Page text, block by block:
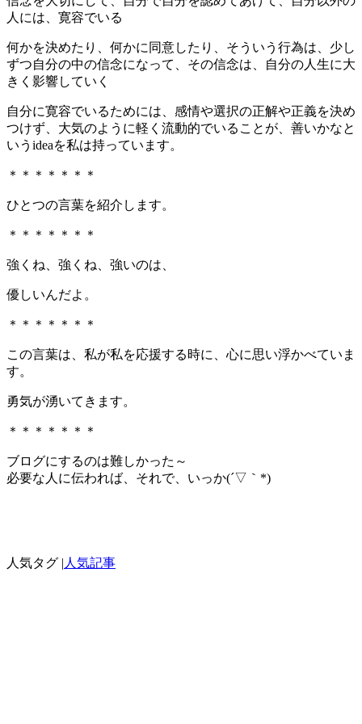
人には、寛容でいる
何かを決めたり、何かに同意したり、そういう行為は、少し
ずつ自分の中の信念になって、その信念は、自分の人生に大
きく影響していく
自分に寛容でいるためには、感情や選択の正解や正義を決め
つけず、大気のように軽く流動的でいることが、善いかなと
いうideaを私は持っています。
＊＊＊＊＊＊＊
ひとつの言葉を紹介します。
＊＊＊＊＊＊＊
強くね、強くね、強いのは、
優しいんだよ。
＊＊＊＊＊＊＊
この言葉は、私が私を応援する時に、心に思い浮かべていま
す。
勇気が湧いてきます。
＊＊＊＊＊＊＊
ブログにするのは難しかった～
必要な人に伝われば、それで、いっか(´▽｀*)
人気タグ | 人気記事